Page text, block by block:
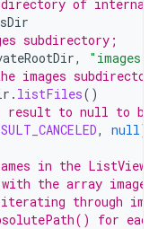
of internal
subdirectory;
, "images"
images
. listFiles()
to null to
, null)
in the ListView
the array
through
for